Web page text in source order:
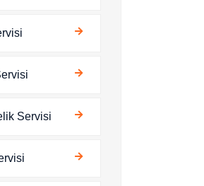
Servisi